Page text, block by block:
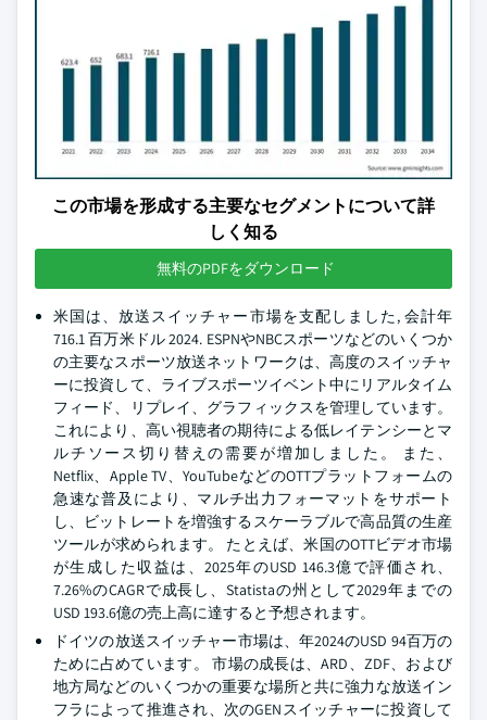
この市場を形成する主要なセグメントについて詳
しく知る
無料のPDFをダウンロード
米国は、放送スイッチャー市場を支配しました, 会計年
716.1 百万米ドル 2024. ESPNやNBCスポーツなどのいくつか
の主要なスポーツ放送ネットワークは、高度のスイッチャ
ーに投資して、ライブスポーツイベント中にリアルタイム
フィード、リプレイ、グラフィックスを管理しています。
これにより、高い視聴者の期待による低レイテンシーとマ
ルチソース切り替えの需要が増加しました。 また、
Netflix、Apple TV、YouTubeなどのOTTプラットフォームの
急速な普及により、マルチ出力フォーマットをサポート
し、ビットレートを増強するスケーラブルで高品質の生産
ツールが求められます。 たとえば、米国のOTTビデオ市場
が生成した収益は、2025年のUSD 146.3億で評価され、
7.26%のCAGRで成長し、Statistaの州として2029年までの
USD 193.6億の売上高に達すると予想されます。
ドイツの放送スイッチャー市場は、年2024のUSD 94百万の
ために占めています。 市場の成長は、ARD、ZDF、および
地方局などのいくつかの重要な場所と共に強力な放送イン
フラによって推進され、次のGENスイッチャーに投資して